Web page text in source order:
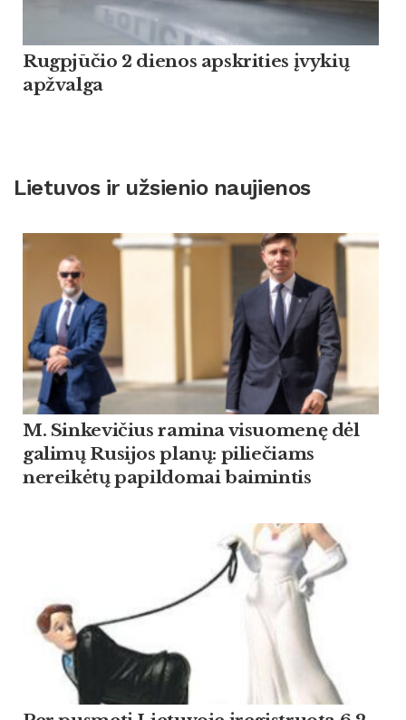
Rugpjūčio 2 dienos apskrities įvykių
apžvalga
Lietuvos ir užsienio naujienos
M. Sinkevičius ramina visuomenę dėl
galimų Rusijos planų: piliečiams
nereikėtų papildomai baimintis